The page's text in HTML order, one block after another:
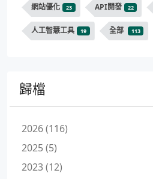
網站優化 23 API開發 22
人工智慧工具 19 全部 113
歸檔
2026 (116)
2025 (5)
2023 (12)